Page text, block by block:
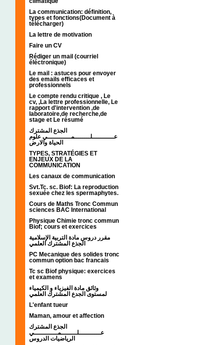
La communication: définition,
types et fonctions(Document à
télécharger)
La lettre de motivation
Faire un CV
Rédiger un mail (courriel
éléctronique)
Le mail : astuces pour envoyer
des emails efficaces et
professionnels
Le compte rendu critique , Le
cv, ,La lettre professionnelle, Le
rapport d'intervention ,de
laboratoire,de recherche,de
stage et Le résumé
الجذع المشترك
عـــــــــــلــــــــمــــــــــــي علوم
الحياة والارض
TYPES, STRATÉGIES ET
ENJEUX DE LA
COMMUNICATION
Les canaux de communication
Svt.Tc. sc. Biof: La reproduction
sexuée chez les spermaphytes.
Cours de Maths Tronc Commun
sciences BAC International
Physique Chimie tronc commun
Biof; cours et exercices
مقرر دروس مادة التربية الإسلامية
الجذع المشترك العلمي
PC Mecanique des solides tronc
commun option bac francais
Tc sc Biof physique: exercices
et examens
وثائق مادة الفيزياء و الكيمياء
L'enfant tueur
Maman, amour et affection
الجذع المشترك
عـــــــــــلــــــــمــــــــــــي
الرياضيات الدروس